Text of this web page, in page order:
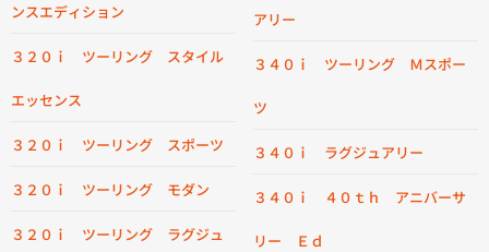
ンスエディション
３２０ｉ ツーリング スタイル
エッセンス
３２０ｉ ツーリング スポーツ
３２０ｉ ツーリング モダン
３２０ｉ ツーリング ラグジュ
アリー
３４０ｉ ツーリング Ｍスポー
ツ
３４０ｉ ラグジュアリー
３４０ｉ ４０ｔｈ アニバーサ
リー Ｅｄ